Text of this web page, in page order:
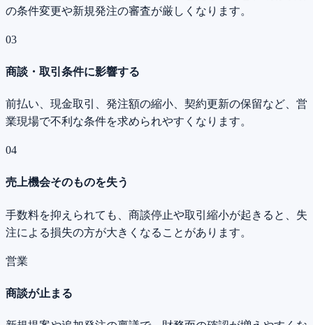
の条件変更や新規発注の審査が厳しくなります。
03
商談・取引条件に影響する
前払い、現金取引、発注額の縮小、契約更新の保留など、営
業現場で不利な条件を求められやすくなります。
04
売上機会そのものを失う
手数料を抑えられても、商談停止や取引縮小が起きると、失
注による損失の方が大きくなることがあります。
営業
商談が止まる